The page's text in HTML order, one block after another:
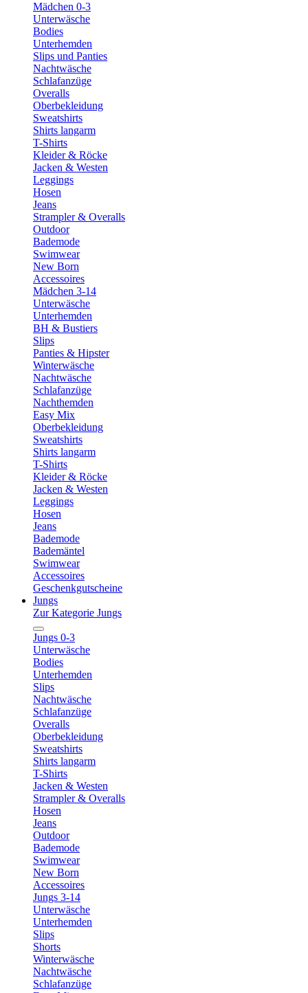
Mädchen 0-3
Unterwäsche
Bodies
Unterhemden
Slips und Panties
Nachtwäsche
Schlafanzüge
Overalls
Oberbekleidung
Sweatshirts
Shirts langarm
T-Shirts
Kleider & Röcke
Jacken & Westen
Leggings
Hosen
Jeans
Strampler & Overalls
Outdoor
Bademode
Swimwear
New Born
Accessoires
Mädchen 3-14
Unterwäsche
Unterhemden
BH & Bustiers
Slips
Panties & Hipster
Winterwäsche
Nachtwäsche
Schlafanzüge
Nachthemden
Easy Mix
Oberbekleidung
Sweatshirts
Shirts langarm
T-Shirts
Kleider & Röcke
Jacken & Westen
Leggings
Hosen
Jeans
Bademode
Bademäntel
Swimwear
Accessoires
Geschenkgutscheine
Jungs
Zur Kategorie Jungs
Jungs 0-3
Unterwäsche
Bodies
Unterhemden
Slips
Nachtwäsche
Schlafanzüge
Overalls
Oberbekleidung
Sweatshirts
Shirts langarm
T-Shirts
Jacken & Westen
Strampler & Overalls
Hosen
Jeans
Outdoor
Bademode
Swimwear
New Born
Accessoires
Jungs 3-14
Unterwäsche
Unterhemden
Slips
Shorts
Winterwäsche
Nachtwäsche
Schlafanzüge